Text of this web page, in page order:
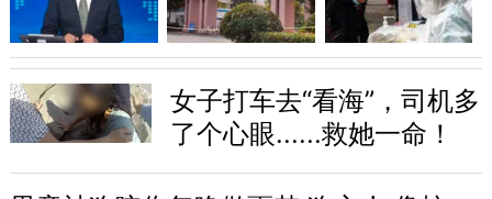
女子打车去“看海”，司机多
了个心眼......救她一命！